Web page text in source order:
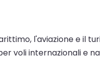
l'aviazione e il
voli internazionali e